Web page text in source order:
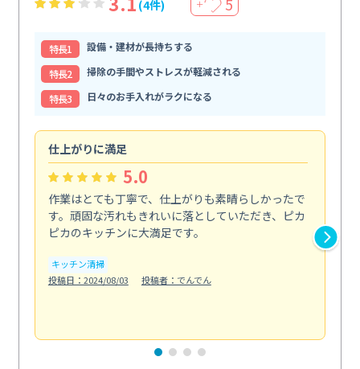
(4件) ＋ 5
特⻑1
設備・建材が長持ちする
特⻑2
掃除の手間やストレスが軽減される
特⻑3
日々のお手入れがラクになる
仕上がりに満足
5.0
作業はとても丁寧で、仕上がりも素晴らしかったで
す。頑固な汚れもきれいに落としていただき、ピカ
ピカのキッチンに大満足です。
キッチン清掃
投稿日：2024/08/03
投稿者：でんでん